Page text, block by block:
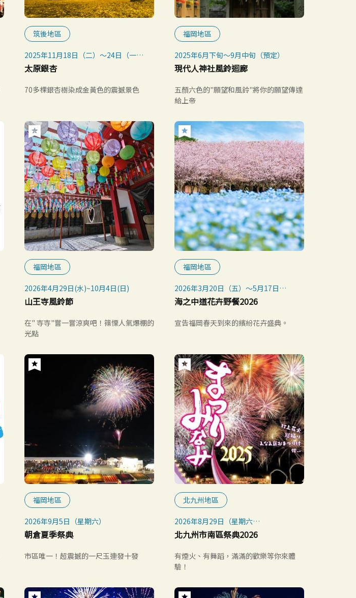
筑後地區
2025年11月18日（二）～24日（一・
假日）
太原銀杏
70多棵銀杏樹染成金黃色的震撼景色
福岡地區
2025年6月下旬～9月中旬（預定）
現代人神社風鈴迴廊
五顏六色的"願望和風鈴"將你的願望傳達
給上帝
福岡地區
2026年4月29日(水)~10月4日(日)
山王寺風鈴節
在" 寺寺"嘗一嘗涼爽吧！篠慄人氣爆棚的
光點
福岡地區
2026年3月20日（五）～5月17日
（日）
海之中道花卉野餐2026
宣告福岡春天到來的繽紛花卉盛典。
福岡地區
2026年9月5日（星期六）
朝倉夏季祭典
市區唯一！超震撼的一尺玉連發十發
北九州地區
2026年8月29日（星期六）
※如遇惡劣天氣則取消
北九州市南區祭典2026
有煙火、有舞蹈，滿滿的歡樂等你來體
驗！